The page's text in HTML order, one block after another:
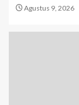
Agustus 9, 2026